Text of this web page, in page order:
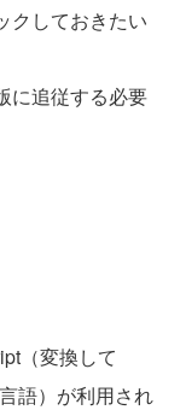
クしておきたい
に追従する必要
（変換して
語）が利用され